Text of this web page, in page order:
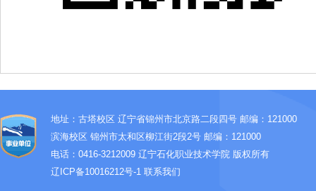
地址：古塔校区 辽宁省锦州市北京路二段四号 邮编：121000
滨海校区 锦州市太和区柳江街2段2号 邮编：121000
电话：0416-3212009 辽宁石化职业技术学院 版权所有
辽ICP备10016212号-1 联系我们